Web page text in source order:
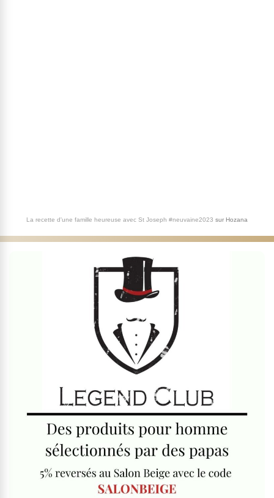
La recette d'une famille heureuse avec St Joseph #neuvaine2023 sur Hozana